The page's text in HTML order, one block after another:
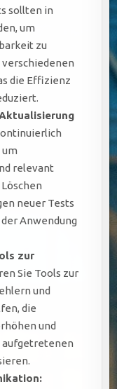
sollten in
um
zu
die Effizienz
relevant
neuer Tests
Anwendung
zur
Sie Tools zur
und
die
und
aufgetretenen